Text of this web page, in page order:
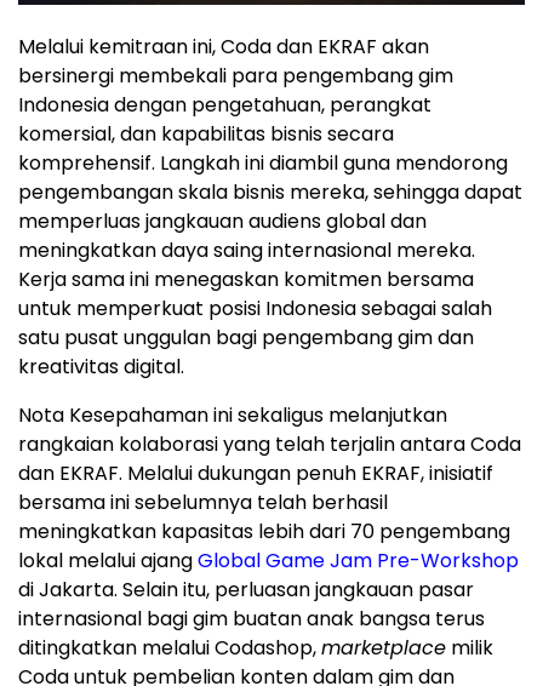
Melalui kemitraan ini, Coda dan EKRAF akan
bersinergi membekali para pengembang gim
Indonesia dengan pengetahuan, perangkat
komersial, dan kapabilitas bisnis secara
komprehensif. Langkah ini diambil guna mendorong
pengembangan skala bisnis mereka, sehingga dapat
memperluas jangkauan audiens global dan
meningkatkan daya saing internasional mereka.
Kerja sama ini menegaskan komitmen bersama
untuk memperkuat posisi Indonesia sebagai salah
satu pusat unggulan bagi pengembang gim dan
kreativitas digital.
Nota Kesepahaman ini sekaligus melanjutkan
rangkaian kolaborasi yang telah terjalin antara Coda
dan EKRAF. Melalui dukungan penuh EKRAF, inisiatif
bersama ini sebelumnya telah berhasil
meningkatkan kapasitas lebih dari 70 pengembang
lokal melalui ajangGlobal Game Jam Pre-Workshop
di Jakarta. Selain itu, perluasan jangkauan pasar
internasional bagi gim buatan anak bangsa terus
ditingkatkan melalui Codashop,marketplace milik
Coda untuk pembelian konten dalam gim dan